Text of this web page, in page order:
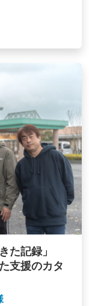
た記録」
支援のカタ